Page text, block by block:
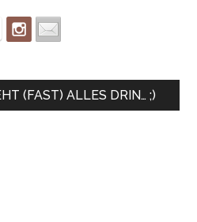
(FAST) ALLES DRIN… ;)